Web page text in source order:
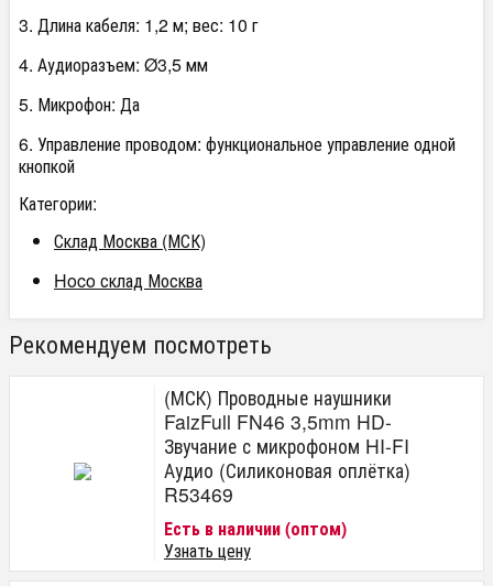
3. Длина кабеля: 1,2 м; вес: 10 г
4. Аудиоразъем: Ø3,5 мм
5. Микрофон: Да
6. Управление проводом: функциональное управление одной
кнопкой
Категории:
Склад Москва (МСК)
Hoco склад Москва
Рекомендуем посмотреть
(МСК) Проводные наушники
FaizFull FN46 3,5mm HD-
Звучание с микрофоном HI-FI
Аудио (Силиконовая оплётка)
R53469
Есть в наличии (оптом)
Узнать цену